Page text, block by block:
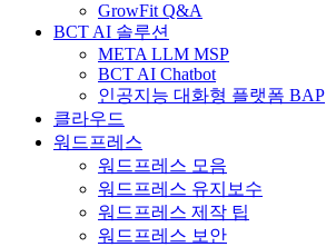
GrowFit Q&A
BCT AI 솔루션
META LLM MSP
BCT AI Chatbot
인공지능 대화형 플랫폼 BAP
클라우드
워드프레스
워드프레스 모음
워드프레스 유지보수
워드프레스 제작 팁
워드프레스 보안